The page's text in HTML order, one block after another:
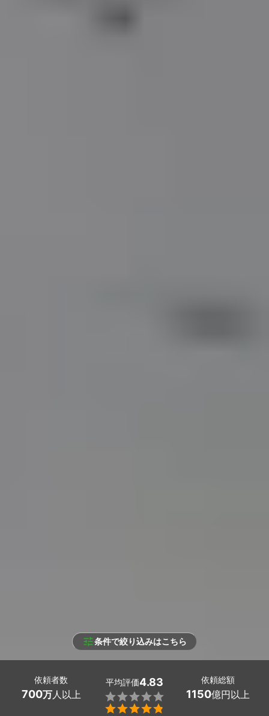
条件で絞り込みはこちら
依頼者数
700万人以上
平均評価4.83


依頼総額
1150億円以上